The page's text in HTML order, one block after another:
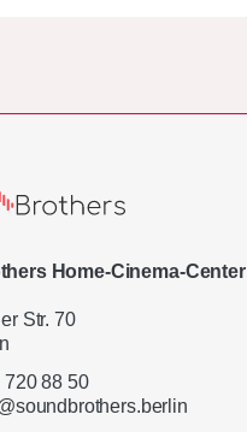
Home-Cinema-
Str. 70
720 88 50